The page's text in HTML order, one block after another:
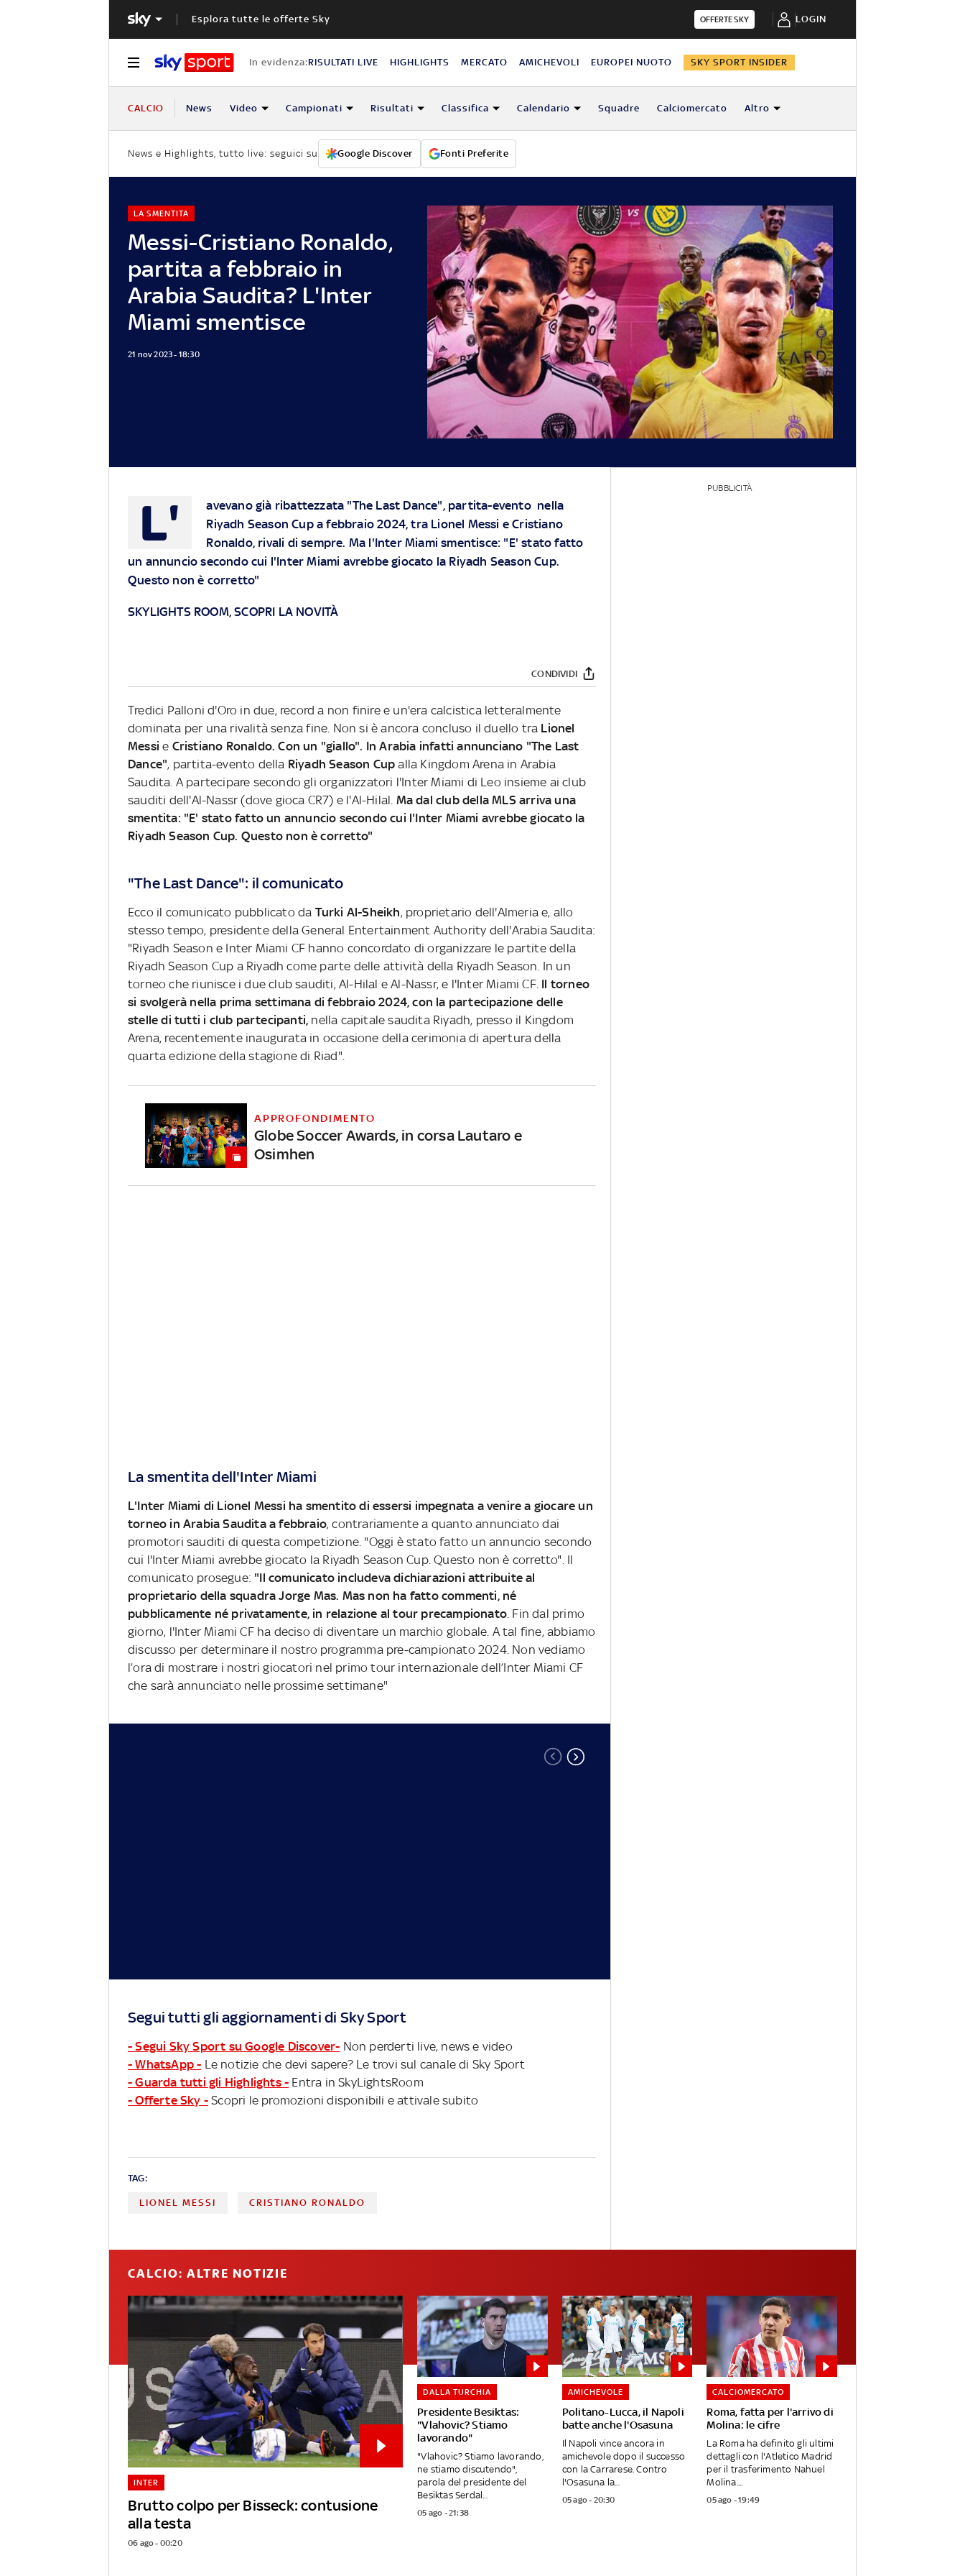
Esplora tutte le offerte Sky OFFERTE SKY LOGIN
In evidenza:RISULTATI LIVE HIGHLIGHTS MERCATO AMICHEVOLI EUROPEI NUOTO SKY SPORT INSIDER
CALCIO News Video Campionati Risultati Classifica Calendario Squadre Calciomercato Altro
News e Highlights, tutto live: seguici su Google Discover Fonti Preferite
Messi-Cristiano Ronaldo,
partita a febbraio in
Arabia Saudita? L'Inter
Miami smentisce
LA SMENTITA
21 nov 2023 - 18:30
L'
avevano già ribattezzata "The Last Dance", partita-evento nella
Riyadh Season Cup a febbraio 2024, tra Lionel Messi e Cristiano
Ronaldo, rivali di sempre. Ma l'Inter Miami smentisce: "E' stato fatto
un annuncio secondo cui l'Inter Miami avrebbe giocato la Riyadh Season Cup.
Questo non è corretto"
SKYLIGHTS ROOM, SCOPRI LA NOVITÀ
CONDIVIDI
Tredici Palloni d'Oro in due, record a non finire e un'era calcistica letteralmente
dominata per una rivalità senza fine. Non si è ancora concluso il duello tra Lionel
Messi e Cristiano Ronaldo. Con un "giallo". In Arabia infatti annunciano "The Last
Dance", partita-evento della Riyadh Season Cup alla Kingdom Arena in Arabia
Saudita. A partecipare secondo gli organizzatori l'Inter Miami di Leo insieme ai club
sauditi dell'Al-Nassr (dove gioca CR7) e l'Al-Hilal. Ma dal club della MLS arriva una
smentita: "E' stato fatto un annuncio secondo cui l'Inter Miami avrebbe giocato la
Riyadh Season Cup. Questo non è corretto"
"The Last Dance": il comunicato
Ecco il comunicato pubblicato da Turki Al-Sheikh, proprietario dell'Almeria e, allo
stesso tempo, presidente della General Entertainment Authority dell'Arabia Saudita:
"Riyadh Season e Inter Miami CF hanno concordato di organizzare le partite della
Riyadh Season Cup a Riyadh come parte delle attività della Riyadh Season. In un
torneo che riunisce i due club sauditi, Al-Hilal e Al-Nassr, e l'Inter Miami CF. Il torneo
si svolgerà nella prima settimana di febbraio 2024, con la partecipazione delle
stelle di tutti i club partecipanti, nella capitale saudita Riyadh, presso il Kingdom
Arena, recentemente inaugurata in occasione della cerimonia di apertura della
quarta edizione della stagione di Riad".
APPROFONDIMENTO
Globe Soccer Awards, in corsa Lautaro e
Osimhen
La smentita dell'Inter Miami
L'Inter Miami di Lionel Messi ha smentito di essersi impegnata a venire a giocare un
torneo in Arabia Saudita a febbraio, contrariamente a quanto annunciato dai
promotori sauditi di questa competizione. "Oggi è stato fatto un annuncio secondo
cui l'Inter Miami avrebbe giocato la Riyadh Season Cup. Questo non è corretto". Il
comunicato prosegue: "Il comunicato includeva dichiarazioni attribuite al
proprietario della squadra Jorge Mas. Mas non ha fatto commenti, né
pubblicamente né privatamente, in relazione al tour precampionato. Fin dal primo
giorno, l'Inter Miami CF ha deciso di diventare un marchio globale. A tal fine, abbiamo
discusso per determinare il nostro programma pre-campionato 2024. Non vediamo
l’ora di mostrare i nostri giocatori nel primo tour internazionale dell’Inter Miami CF
che sarà annunciato nelle prossime settimane"
Segui tutti gli aggiornamenti di Sky Sport
- Segui Sky Sport su Google Discover- Non perderti live, news e video
- WhatsApp - Le notizie che devi sapere? Le trovi sul canale di Sky Sport
- Guarda tutti gli Highlights - Entra in SkyLightsRoom
- Offerte Sky - Scopri le promozioni disponibili e attivale subito
TAG:
LIONEL MESSI CRISTIANO RONALDO
PUBBLICITÀ
CALCIO: ALTRE NOTIZIE
Brutto colpo per Bisseck: contusione
alla testa
INTER
06 ago - 00:20
Presidente Besiktas:
"Vlahovic? Stiamo
lavorando"
DALLA TURCHIA
"Vlahovic? Stiamo lavorando,
ne stiamo discutendo",
parola del presidente del
Besiktas Serdal...
05 ago - 21:38
Politano-Lucca, il Napoli
batte anche l'Osasuna
AMICHEVOLE
Il Napoli vince ancora in
amichevole dopo il successo
con la Carrarese. Contro
l'Osasuna la...
05 ago - 20:30
Roma, fatta per l'arrivo di
Molina: le cifre
CALCIOMERCATO
La Roma ha definito gli ultimi
dettagli con l'Atletico Madrid
per il trasferimento Nahuel
Molina....
05 ago - 19:49